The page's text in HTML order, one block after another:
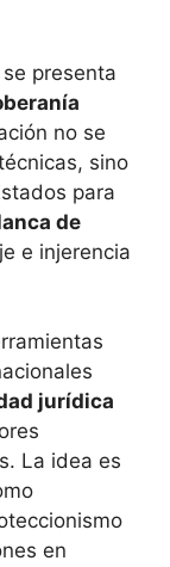
presenta
no se
sino
para
de
e injerencia
jurídica
La idea es
en